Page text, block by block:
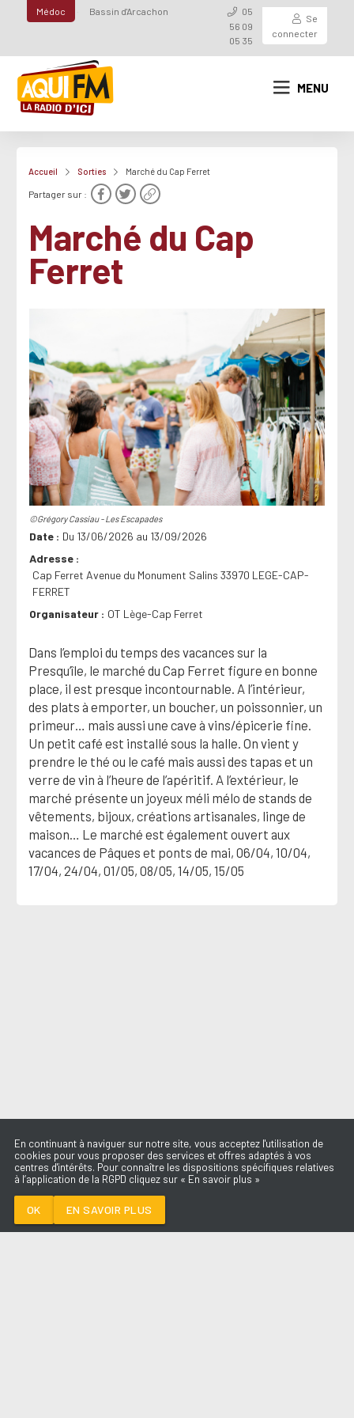
Médoc Bassin d'Arcachon
05
56 09
05 35
Se
connecter
MENU
Accueil Sorties Marché du Cap Ferret
Partager sur :
Marché du Cap
Ferret
©Grégory Cassiau - Les Escapades
Date
Du 13/06/2026 au 13/09/2026
Adresse
Cap Ferret Avenue du Monument Salins 33970 LEGE-CAP-
FERRET
Organisateur
OT Lège-Cap Ferret
Dans l’emploi du temps des vacances sur la
Presqu’île, le marché du Cap Ferret figure en bonne
place, il est presque incontournable. A l’intérieur,
des plats à emporter, un boucher, un poissonnier, un
primeur… mais aussi une cave à vins/épicerie fine.
Un petit café est installé sous la halle. On vient y
prendre le thé ou le café mais aussi des tapas et un
verre de vin à l’heure de l’apéritif. A l’extérieur, le
marché présente un joyeux méli mélo de stands de
vêtements, bijoux, créations artisanales, linge de
maison… Le marché est également ouvert aux
vacances de Pâques et ponts de mai, 06/04, 10/04,
17/04, 24/04, 01/05, 08/05, 14/05, 15/05
En continuant à naviguer sur notre site, vous acceptez l'utilisation de
cookies pour vous proposer des services et offres adaptés à vos
centres d'intérêts. Pour connaître les dispositions spécifiques relatives
à l’application de la RGPD cliquez sur « En savoir plus »
OK EN SAVOIR PLUS